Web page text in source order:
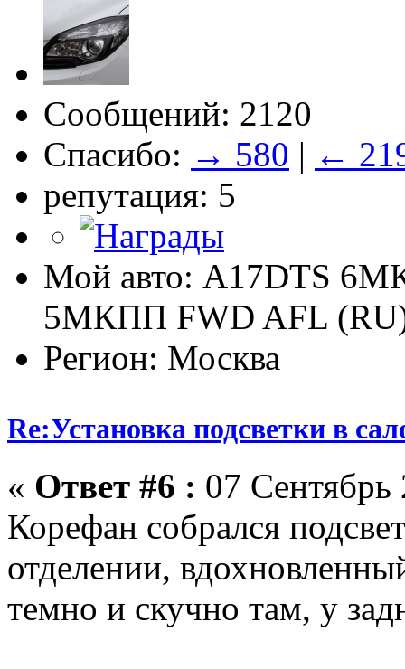
Сообщений: 2120
Спасибо: → 580 | ←
репутация: 5
Мой авто: A17DTS
5MКПП FWD AFL
Регион: Москва
Re:Установка подсветки в
« Ответ #6 : 07
Корефан собрался
отделении,
темно и скучно там, у